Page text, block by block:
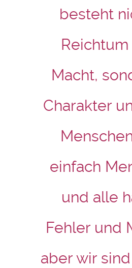
besteht
Macht,
Charakter
einfach
und alle
Fehler und
aber wir